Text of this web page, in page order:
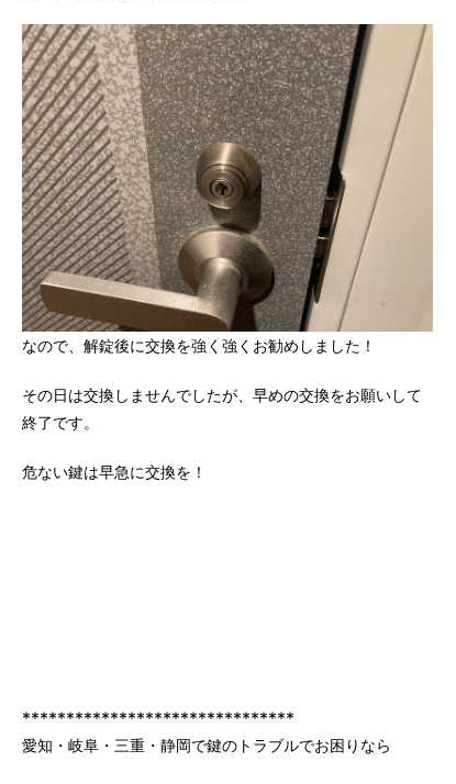
なので、解錠後に交換を強く強くお勧めしました！
その日は交換しませんでしたが、早めの交換をお願いして
終了です。
危ない鍵は早急に交換を！
*******************************
愛知・岐阜・三重・静岡で鍵のトラブルでお困りなら